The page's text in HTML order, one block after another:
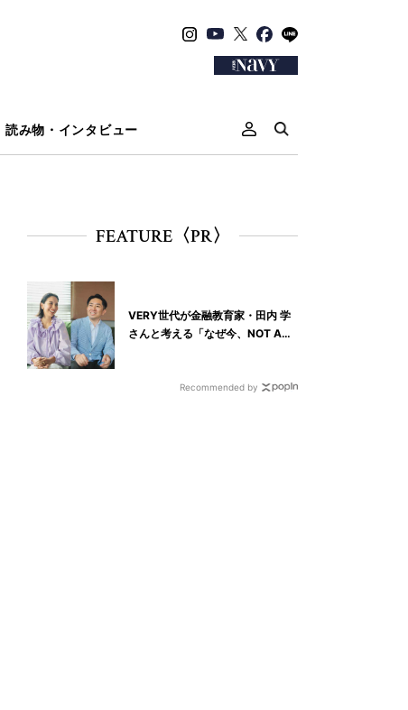
読み物・インタビュー
FEATURE〈PR〉
VERY世代が金融教育家・田内 学
さんと考える「なぜ今、NOT A
Recommended by